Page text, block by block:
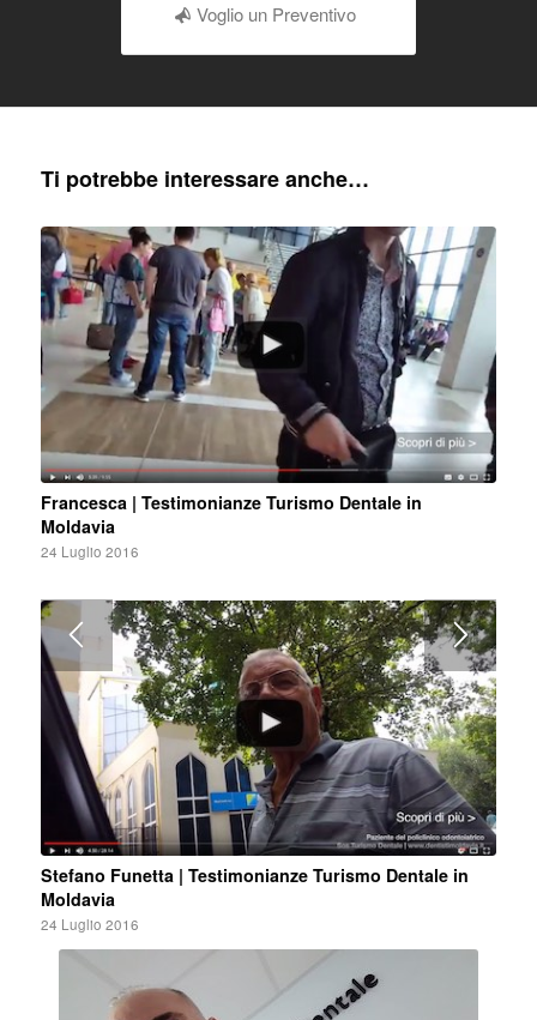
Voglio un Preventivo
Ti potrebbe interessare anche…
Francesca | Testimonianze Turismo Dentale in
Moldavia
24 Luglio 2016
Stefano Funetta | Testimonianze Turismo Dentale in
Moldavia
24 Luglio 2016